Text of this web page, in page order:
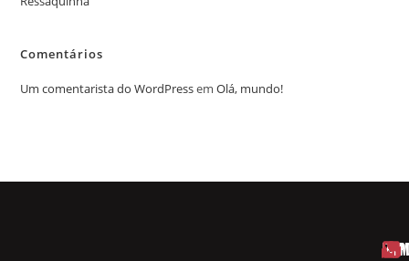
Comentários
Um comentarista do WordPressemOlá, mundo!